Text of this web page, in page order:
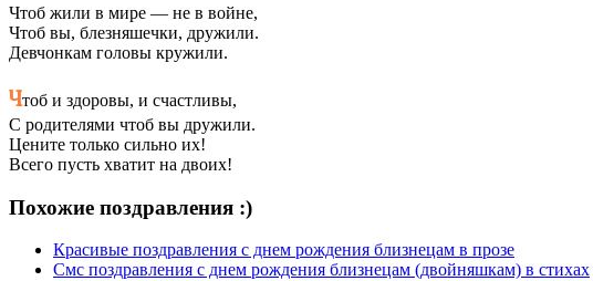
Чтоб жили в мире — не в войне,
Чтоб вы, блезняшечки, дружили.
Девчонкам головы кружили.
Чтоб и здоровы, и счастливы,
С родителями чтоб вы дружили.
Цените только сильно их!
Всего пусть хватит на двоих!
Похожие поздравления :)
Красивые поздравления с днем рождения близнецам в прозе
Смс поздравления с днем рождения близнецам (двойняшкам) в стихах